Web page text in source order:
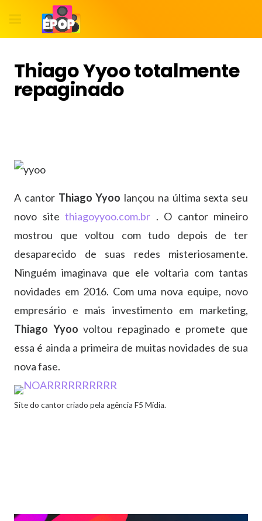
Thiago Yyoo totalmente
repaginado
A cantor Thiago Yyoo lançou na última sexta seu
novo site thiagoyyoo.com.br . O cantor mineiro
mostrou que voltou com tudo depois de ter
desaparecido de suas redes misteriosamente.
Ninguém imaginava que ele voltaria com tantas
novidades em 2016. Com uma nova equipe, novo
empresário e mais investimento em marketing,
Thiago Yyoo voltou repaginado e promete que
essa é ainda a primeira de muitas novidades de sua
nova fase.
Site do cantor criado pela agência F5 Mídia.